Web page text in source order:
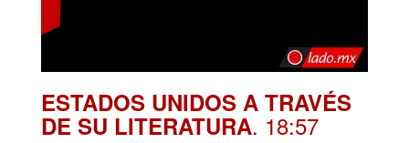
ESTADOS UNIDOS A TRAVÉS
DE SU LITERATURA. 18:57